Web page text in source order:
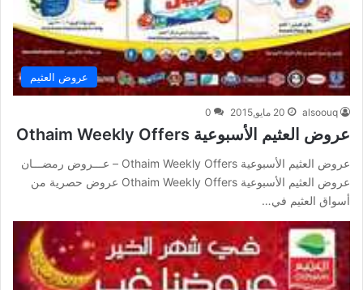
عروض العثيم
alsoouq 20 مايو,2015 0
عروض العثيم الأسبوعية Othaim Weekly Offers
عروض العثيم الأسبوعية Othaim Weekly Offers – عـــروض رمضـــان
عروض العثيم الأسبوعية Othaim Weekly Offers عروض حصرية من
أسواق العثيم في…